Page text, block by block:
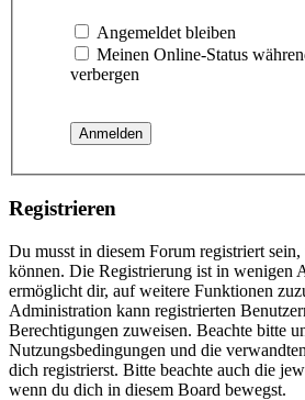
Angemeldet bleiben
Meinen Online-Status
verbergen
Registrieren
Du musst in diesem Forum registriert
können. Die Registrierung ist in wenigen
ermöglicht dir, auf weitere Funktionen
Administration kann registrierten
Berechtigungen zuweisen. Beachte bitte
Nutzungsbedingungen und die
dich registrierst. Bitte beachte auch die
wenn du dich in diesem Board bewegst.